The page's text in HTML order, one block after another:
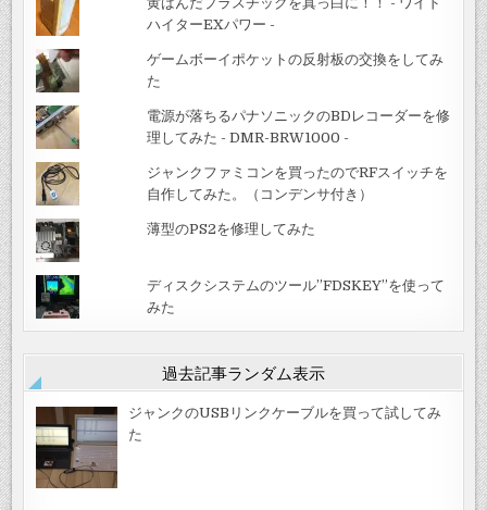
ハイターEXパワー -
ゲームボーイポケットの反射板の交換をしてみ
た
電源が落ちるパナソニックのBDレコーダーを修
理してみた - DMR-BRW1000 -
ジャンクファミコンを買ったのでRFスイッチを
自作してみた。（コンデンサ付き）
薄型のPS2を修理してみた
ディスクシステムのツール”FDSKEY”を使って
みた
過去記事ランダム表示
ジャンクのUSBリンクケーブルを買って試してみ
た